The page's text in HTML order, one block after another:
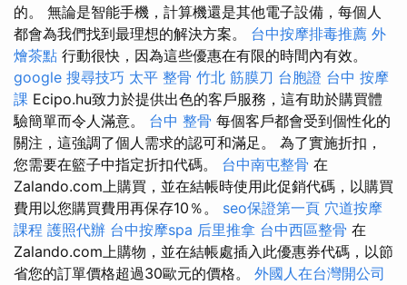
的。 無論是智能手機，計算機還是其他電子設備，每個人
都會為我們找到最理想的解決方案。 台中按摩排毒推薦 外
燴茶點 行動很快，因為這些優惠在有限的時間內有效。
google 搜尋技巧 太平 整骨 竹北 筋膜刀 台胞證 台中 按摩
課 Ecipo.hu致力於提供出色的客戶服務，這有助於購買體
驗簡單而令人滿意。 台中 整骨 每個客戶都會受到個性化的
關注，這強調了個人需求的認可和滿足。 為了實施折扣，
您需要在籃子中指定折扣代碼。 台中南屯整骨 在
Zalando.com上購買，並在結帳時使用此促銷代碼，以購買
費用以您購買費用再保存10％。 seo保證第一頁 穴道按摩
課程 護照代辦 台中按摩spa 后里推拿 台中西區整骨 在
Zalando.com上購物，並在結帳處插入此優惠券代碼，以節
省您的訂單價格超過30歐元的價格。 外國人在台灣開公司